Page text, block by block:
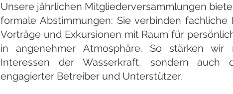
Unsere jährlichen Mitgliederversammlungen
formale Abstimmungen: Sie verbinden fachliche
Vorträge und Exkursionen mit Raum für
in angenehmer Atmosphäre. So stärken
Interessen der Wasserkraft, sondern auch
engagierter Betreiber und Unterstützer.